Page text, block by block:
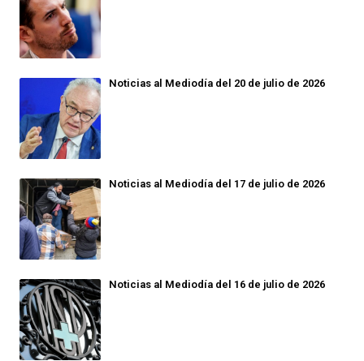
Noticias al Mediodía del 20 de julio de 2026
Noticias al Mediodía del 17 de julio de 2026
Noticias al Mediodía del 16 de julio de 2026